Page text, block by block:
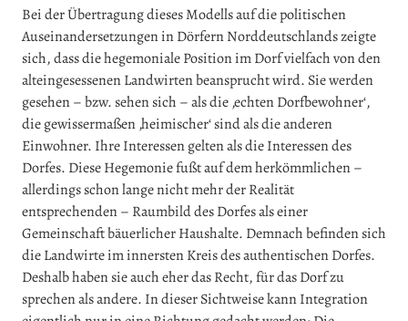
Bei der Übertragung dieses Modells auf die politischen
Auseinandersetzungen in Dörfern Norddeutschlands zeigte
sich, dass die hegemoniale Position im Dorf vielfach von den
alteingesessenen Landwirten beansprucht wird. Sie werden
gesehen – bzw. sehen sich – als die ‚echten Dorfbewohner‘,
die gewissermaßen ‚heimischer‘ sind als die anderen
Einwohner. Ihre Interessen gelten als die Interessen des
Dorfes. Diese Hegemonie fußt auf dem herkömmlichen –
allerdings schon lange nicht mehr der Realität
entsprechenden – Raumbild des Dorfes als einer
Gemeinschaft bäuerlicher Haushalte. Demnach befinden sich
die Landwirte im innersten Kreis des authentischen Dorfes.
Deshalb haben sie auch eher das Recht, für das Dorf zu
sprechen als andere. In dieser Sichtweise kann Integration